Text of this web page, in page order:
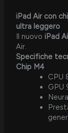
iPad Air con
ultra leggero
Il nuovo iPad
Air.
Specifiche
Chip M4
CPU
GPU